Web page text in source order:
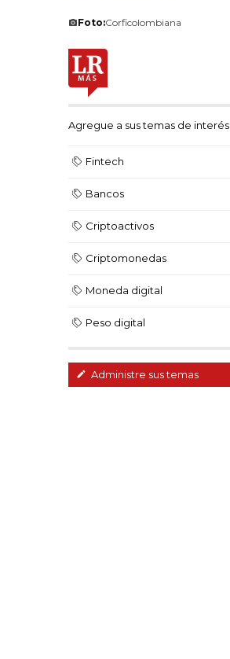
Foto:Corficolombiana
Agregue a sus temas de interés
Fintech
Bancos
Criptoactivos
Criptomonedas
Moneda digital
Peso digital
Administre sus temas